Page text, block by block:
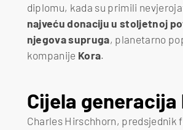
diplomu, kada su primili
najveću donaciju u stoljetnoj
njegova supruga, planetarno
kompanije Kora.
Cijela
Charles Hirschhorn,